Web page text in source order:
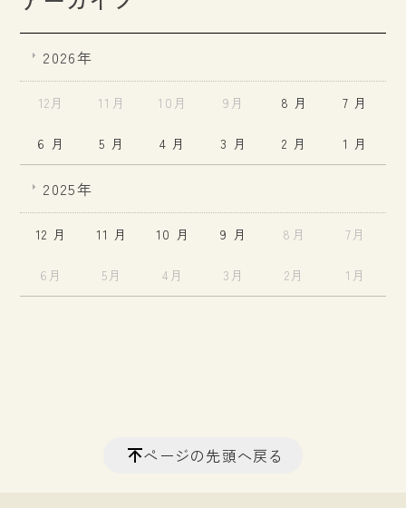
2026年
12月 11月 10月 9月 8 月 7 月
6 月 5 月 4 月 3 月 2 月 1 月
2025年
12 月 11 月 10 月 9 月 8月 7月
6月 5月 4月 3月 2月 1月
ページの先頭へ戻る